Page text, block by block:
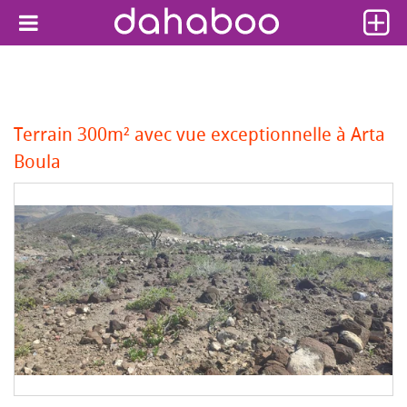
Terrain 300m² avec vue exceptionnelle à Arta
Boula